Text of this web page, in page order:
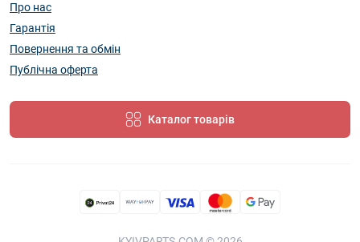
Про нас
Гарантія
Повернення та обмін
Публічна оферта
Каталог товарів